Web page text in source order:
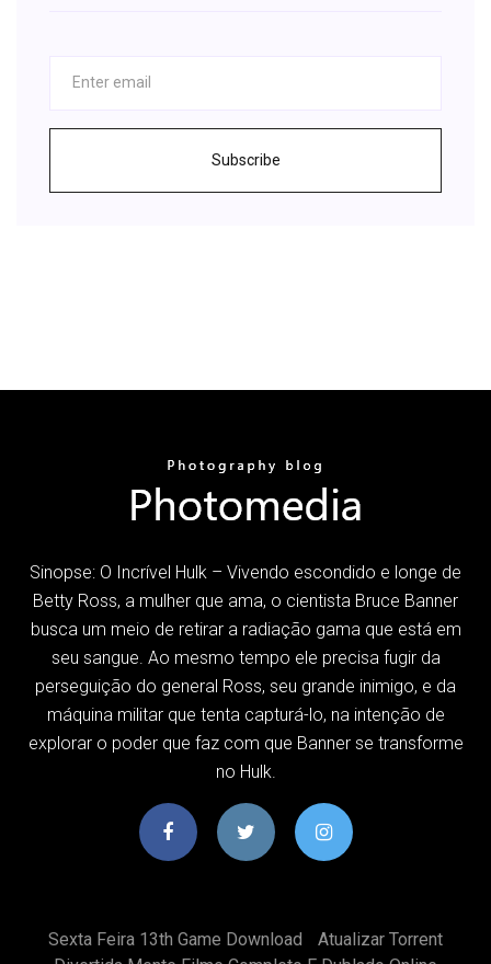
Subscribe
Sinopse: O Incrível Hulk – Vivendo escondido e longe de
Betty Ross, a mulher que ama, o cientista Bruce Banner
busca um meio de retirar a radiação gama que está em
seu sangue. Ao mesmo tempo ele precisa fugir da
perseguição do general Ross, seu grande inimigo, e da
máquina militar que tenta capturá-lo, na intenção de
explorar o poder que faz com que Banner se transforme
no Hulk.
Sexta Feira 13th Game Download
Atualizar Torrent